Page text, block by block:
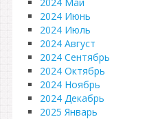
2024 Июнь
2024 Июль
2024 Август
2024 Сентябрь
2024 Октябрь
2024 Ноябрь
2024 Декабрь
2025 Январь